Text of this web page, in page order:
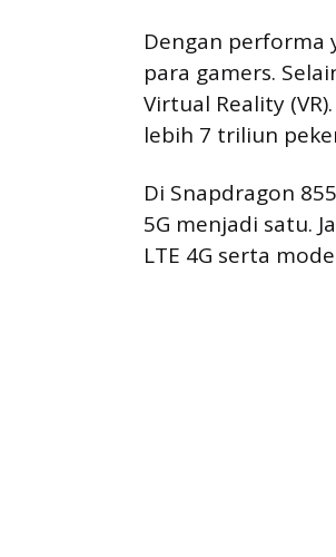
Dengan performa
para gamers.
Virtual Reality
lebih 7 triliun
Di Snapdragon
5G menjadi satu.
LTE 4G serta